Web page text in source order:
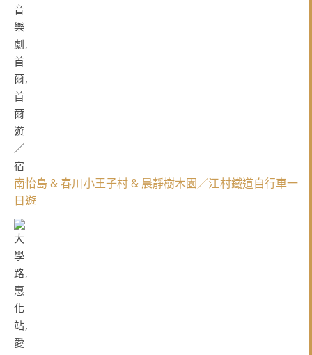
南怡島 & 春川小王子村 & 晨靜樹木園／江村鐵道自行車一
日遊